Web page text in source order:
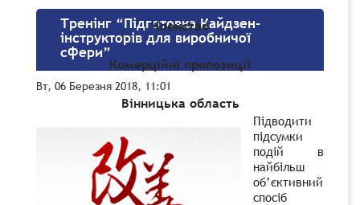
Членство
Комерційні пропозиції
Вінницька область
Тренінг “Підготовка Кайдзен-
інструкторів для виробничої
сфери”
Вт, 06 Березня 2018, 11:01
Підводити
підсумки
подій в
найбільш
об’єктивний
спосіб